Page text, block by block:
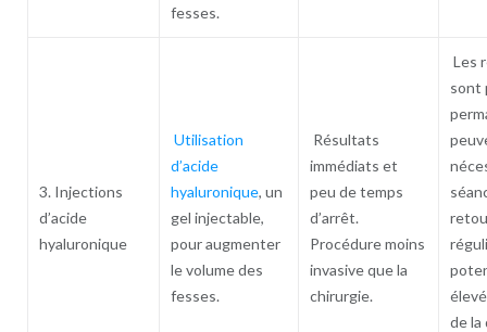
fesses.
3. Injections
d’acide
hyaluronique
Utilisation
d’acide
hyaluronique, un
gel injectable,
pour augmenter
le volume des
fesses.
Résultats
immédiats et
peu de temps
d’arrêt.
Procédure moins
invasive que la
chirurgie.
Les
sont
de